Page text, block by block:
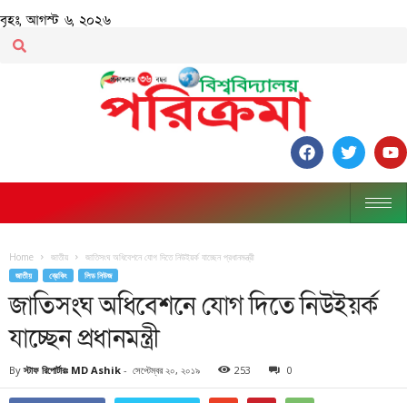
বৃহঃ, আগস্ট ৬, ২০২৬
Home জাতীয় জাতিসংঘ অধিবেশনে যোগ দিতে নিউইয়র্ক যাচ্ছেন প্রধানমন্ত্রী
জাতীয় ব্রেকিং লিড নিউজ
জাতিসংঘ অধিবেশনে যোগ দিতে নিউইয়র্ক
যাচ্ছেন প্রধানমন্ত্রী
By স্টাফ রিপোর্টারঃ MD Ashik - সেপ্টেম্বর ২০, ২০১৯ 253 0